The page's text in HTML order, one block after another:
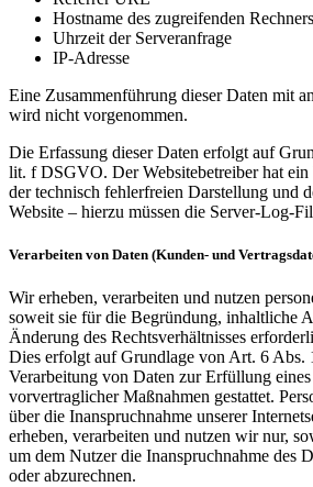
Hostname des zugreifenden Rechners
Uhrzeit der Serveranfrage
IP-Adresse
Eine Zusammenführung dieser Daten mit
wird nicht vorgenommen.
Die Erfassung dieser Daten erfolgt auf
lit. f DSGVO. Der Websitebetreiber hat ein
der technisch fehlerfreien Darstellung und
Website – hierzu müssen die Server-Log-
Verarbeiten von Daten (Kunden- und
Wir erheben, verarbeiten und nutzen
soweit sie für die Begründung, inhaltliche
Änderung des Rechtsverhältnisses
Dies erfolgt auf Grundlage von Art. 6
Verarbeitung von Daten zur Erfüllung
vorvertraglicher Maßnahmen gestattet.
über die Inanspruchnahme unserer
erheben, verarbeiten und nutzen wir nur,
um dem Nutzer die Inanspruchnahme des
oder abzurechnen.